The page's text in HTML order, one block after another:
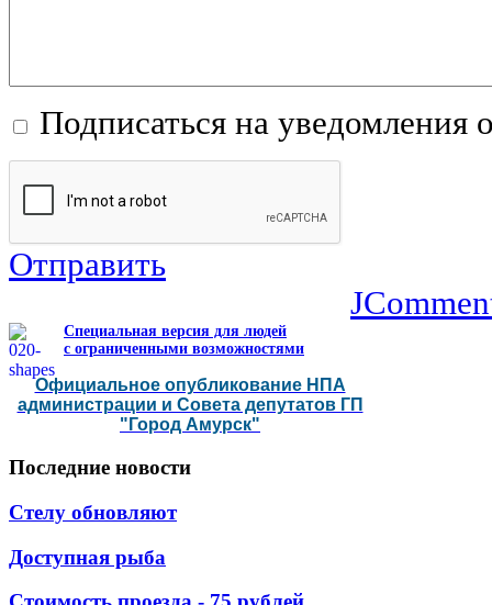
Подписаться на уведомления
Отправить
Специальная версия для людей
с ограниченными возможностями
Официальное опубликование НПА
администрации и Совета депутатов ГП
"Город Амурск"
Последние новости
Стелу обновляют
Доступная рыба